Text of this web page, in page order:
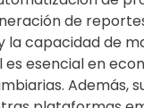
de
la capacidad de
es esencial en
Además,